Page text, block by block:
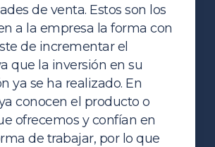
de venta. Estos son los
a la empresa la forma con
de incrementar el
que la inversión en su
ya se ha realizado. En
conocen el producto o
ofrecemos y confían en
de trabajar, por lo que